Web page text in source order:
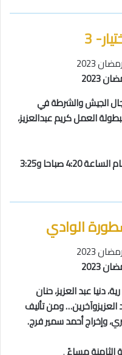
3
2023
الجيش والشرطة في
العمل كريم عبدالعزيز،
الساعة 9:50 مساء، على أن يعاد في تمام الساعة 4:20 صباحا و3:25
الوادي
2023
عبد العزيز، حنان
العزيزوآخرين… ومن تأليف
وإخراج أحمد سمير فرج.